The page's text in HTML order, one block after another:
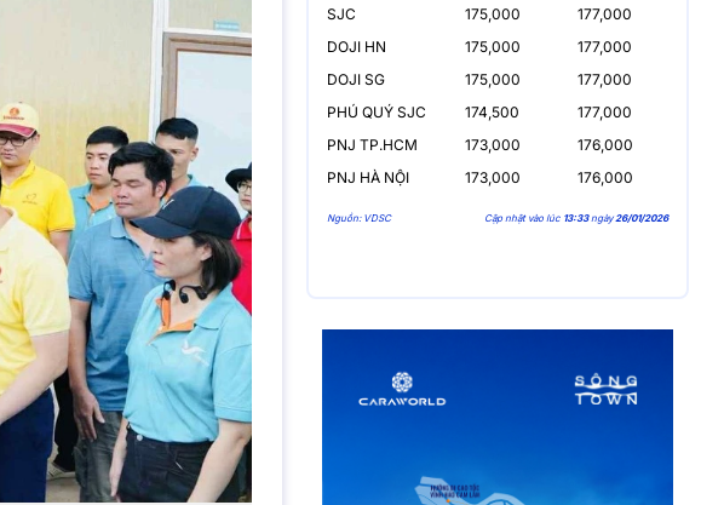
SJC 175,000
177,000
DOJI HN
175,000
177,000
DOJI SG
175,000
177,000
PHÚ QUÝ SJC
174,500
177,000
PNJ TP.HCM
173,000
176,000
PNJ HÀ NỘI
173,000 176,000
Nguồn: VDSC Cập nhật vào lúc 13:33ngày26/01/2026